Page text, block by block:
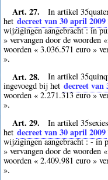
Art. 27.
In artikel
het decreet van 30 april 2009
wijzigingen aangebracht : in
» vervangen door de woorden
woorden « 3.036.571 euro »
».
Art. 28.
In artikel
ingevoegd bij het decreet van
woorden « 2.271.313 euro »
».
Art. 29.
In artikel
het decreet van 30 april 2009
wijzigingen aangebracht : - in
» vervangen door de woorden
woorden « 2.409.981 euro »
».